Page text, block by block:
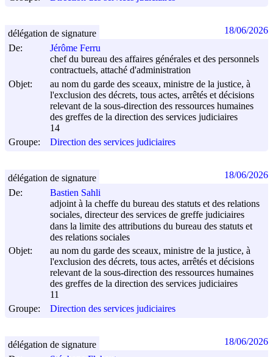
De:
Jérôme Ferru
chef du bureau des affaires générales et des personnels
contractuels, attaché d'administration
Objet:
au nom du garde des sceaux, ministre de la justice, à
l'exclusion des décrets, tous actes, arrêtés et décisions
relevant de la sous-direction des ressources humaines
des greffes de la direction des services judiciaires
14
Groupe:
Direction des services judiciaires
délégation de signature 18/06/2026
De:
Bastien Sahli
adjoint à la cheffe du bureau des statuts et des relations
sociales, directeur des services de greffe judiciaires
dans la limite des attributions du bureau des statuts et
des relations sociales
Objet:
au nom du garde des sceaux, ministre de la justice, à
l'exclusion des décrets, tous actes, arrêtés et décisions
relevant de la sous-direction des ressources humaines
des greffes de la direction des services judiciaires
11
Groupe:
Direction des services judiciaires
délégation de signature 18/06/2026
délégation de signature 18/06/2026